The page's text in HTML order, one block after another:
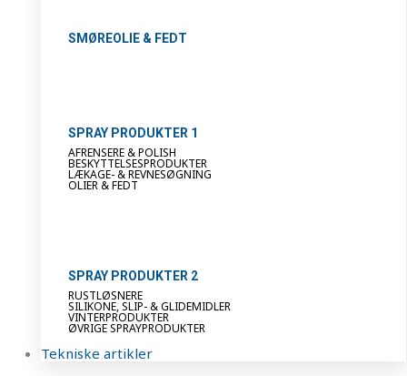
SMØREOLIE & FEDT
SPRAY PRODUKTER 1
AFRENSERE & POLISH
BESKYTTELSESPRODUKTER
LÆKAGE- & REVNESØGNING
OLIER & FEDT
SPRAY PRODUKTER 2
RUSTLØSNERE
SILIKONE, SLIP- & GLIDEMIDLER
VINTERPRODUKTER
ØVRIGE SPRAYPRODUKTER
Tekniske artikler